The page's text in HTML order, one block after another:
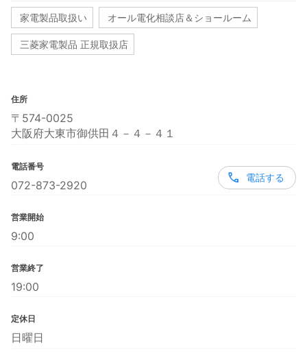
家電製品取扱い オール電化相談店＆ショールーム
三菱家電製品 正規取扱店
住所
〒574-0025
大阪府大東市御供田４－４－４１
電話番号
072-873-2920
電話する
営業開始
9:00
営業終了
19:00
定休日
日曜日